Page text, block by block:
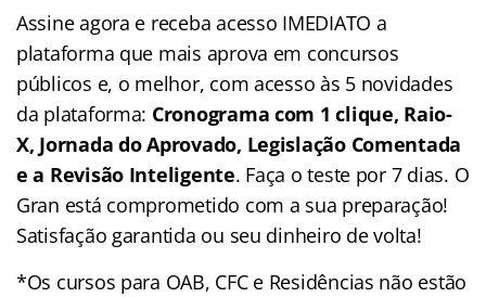
Assine agora e receba acesso IMEDIATO a
plataforma que mais aprova em concursos
públicos e, o melhor, com acesso às 5 novidades
da plataforma: Cronograma com 1 clique, Raio-
X, Jornada do Aprovado, Legislação Comentada
e a Revisão Inteligente. Faça o teste por 7 dias. O
Gran está comprometido com a sua preparação!
Satisfação garantida ou seu dinheiro de volta!
*Os cursos para OAB, CFC e Residências não estão